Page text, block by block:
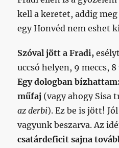
kell a keretet, addig
egy Honvéd nem eshet
Szóval jött a Fradi,
uccsó helyen, 9 meccs,
Egy dologban
műfaj (vagy ahogy Sisa
az derbi). Ez be is jött!
vagyunk beszarva. Az
csatárdeficit sajna